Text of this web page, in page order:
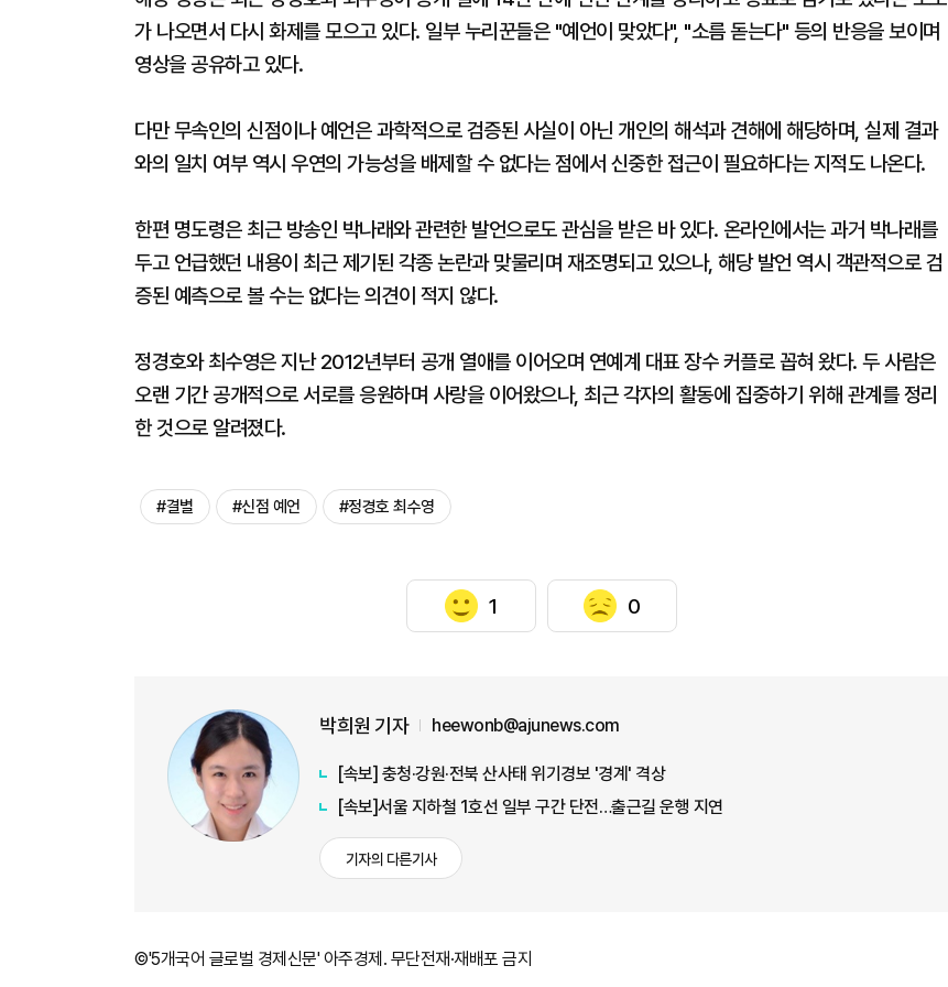
가 나오면서 다시 화제를 모으고 있다. 일부 누리꾼들은 "예언이 맞았다", "소름 돋는다" 등의 반응을 보이며
영상을 공유하고 있다.
다만 무속인의 신점이나 예언은 과학적으로 검증된 사실이 아닌 개인의 해석과 견해에 해당하며, 실제 결과
와의 일치 여부 역시 우연의 가능성을 배제할 수 없다는 점에서 신중한 접근이 필요하다는 지적도 나온다.
한편 명도령은 최근 방송인 박나래와 관련한 발언으로도 관심을 받은 바 있다. 온라인에서는 과거 박나래를
두고 언급했던 내용이 최근 제기된 각종 논란과 맞물리며 재조명되고 있으나, 해당 발언 역시 객관적으로 검
증된 예측으로 볼 수는 없다는 의견이 적지 않다.
정경호와 최수영은 지난 2012년부터 공개 열애를 이어오며 연예계 대표 장수 커플로 꼽혀 왔다. 두 사람은
오랜 기간 공개적으로 서로를 응원하며 사랑을 이어왔으나, 최근 각자의 활동에 집중하기 위해 관계를 정리
한 것으로 알려졌다.
#결별 #신점 예언 #정경호 최수영
1 0
박희원 기자 heewonb@ajunews.com
[속보] 충청·강원·전북 산사태 위기경보 '경계' 격상
[속보]서울 지하철 1호선 일부 구간 단전…출근길 운행 지연
기자의 다른기사
©'5개국어 글로벌 경제신문' 아주경제. 무단전재·재배포 금지